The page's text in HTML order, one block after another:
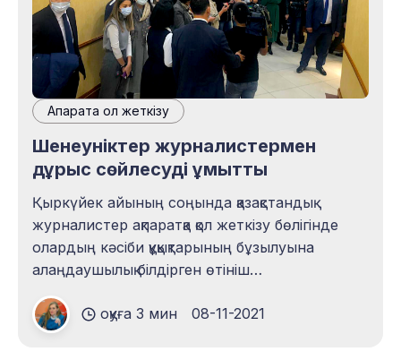
Ақпаратқа қол жеткізу
Шенеуніктер журналистермен
дұрыс сөйлесуді ұмытты
Қыркүйек айының соңында қазақстандық
журналистер ақпаратқа қол жеткізу бөлігінде
олардың кәсіби құқықтарының бұзылуына
алаңдаушылық білдірген өтініш
Карантин шараларының жеңілдегеніне
қарамастан, БАҚ қызметкерлеріне Үкімет пен
оқуға 3 мин 08-11-2021